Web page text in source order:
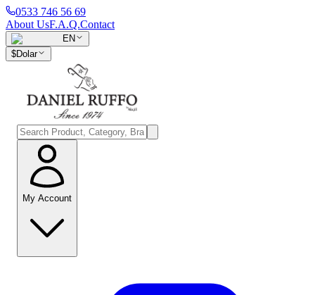
0533 746 56 69
About UsF.A.Q.Contact
EN
$Dolar
My Account